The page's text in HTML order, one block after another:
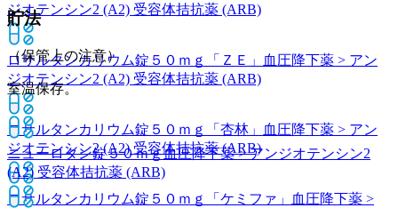
ジオテンシン2 (A2) 受容体拮抗薬 (ARB)
ロサルタンカリウム錠５０ｍｇ「ＺＥ」
血圧降下薬 > アン
ジオテンシン2 (A2) 受容体拮抗薬 (ARB)
ロサルタンカリウム錠５０ｍｇ「杏林」
血圧降下薬 > アン
ジオテンシン2 (A2) 受容体拮抗薬 (ARB)
ロサルタンカリウム錠５０ｍｇ「ケミファ」
血圧降下薬 >
貯法
（保管上の注意）
室温保存。
ニューロタン錠５０ｍｇ血圧降下薬 > アンジオテンシン2
(A2) 受容体拮抗薬 (ARB)